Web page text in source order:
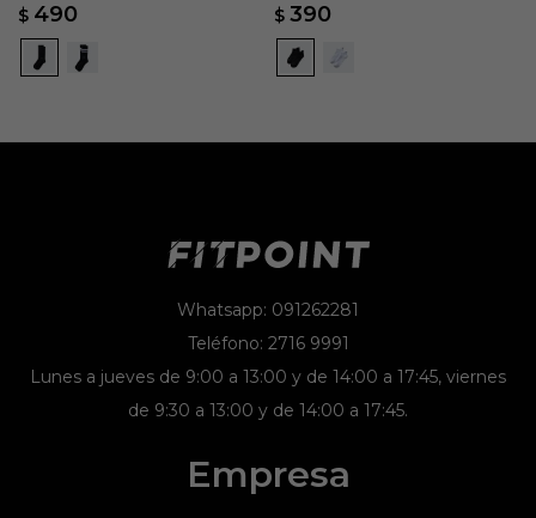
$ 490 $ 390
Whatsapp: 091262281
Teléfono: 2716 9991
Lunes a jueves de 9:00 a 13:00 y de 14:00 a 17:45, viernes
de 9:30 a 13:00 y de 14:00 a 17:45.
Empresa